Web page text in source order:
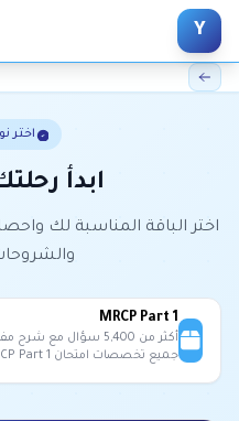
Y
اختر
ابدأ
اختر الباقة المناسبة لك
MRCP Part 1
أكثر من 5,400 سؤال
جميع تخصصات امتحان Part 1